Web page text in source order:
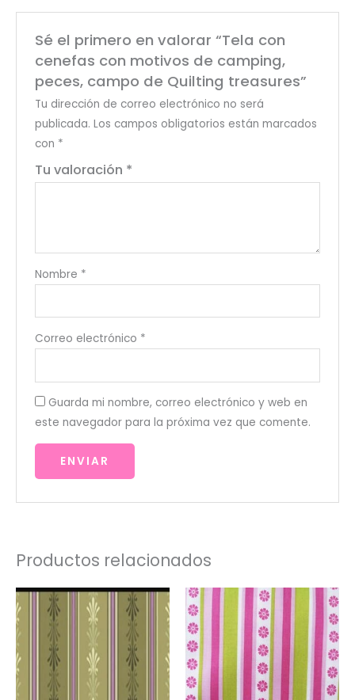
treasures
Sé el primero en valorar “Tela con
cenefas con motivos de camping,
peces, campo de Quilting treasures”
Tu dirección de correo electrónico no será
publicada. Los campos obligatorios están marcados
con *
Tu valoración *
Nombre *
Correo electrónico *
Guarda mi nombre, correo electrónico y web en
este navegador para la próxima vez que comente.
Productos relacionados